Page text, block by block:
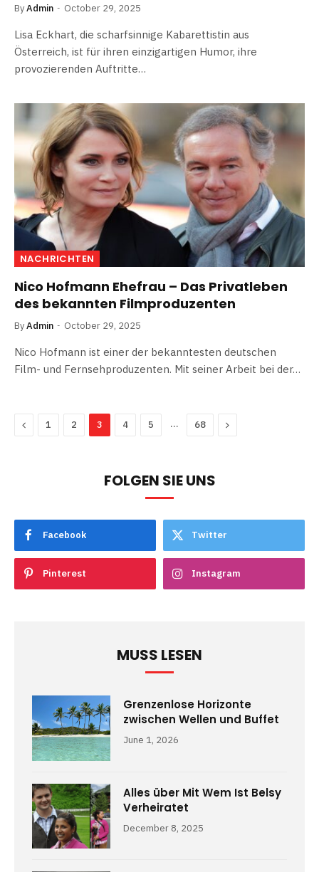
ByAdmin October 29, 2025
Lisa Eckhart, die scharfsinnige Kabarettistin aus
Österreich, ist für ihren einzigartigen Humor, ihre
provozierenden Auftritte…
NACHRICHTEN
Nico Hofmann Ehefrau – Das Privatleben
des bekannten Filmproduzenten
ByAdmin October 29, 2025
Nico Hofmann ist einer der bekanntesten deutschen
Film- und Fernsehproduzenten. Mit seiner Arbeit bei der…
Previous
1 2 3 4 5 … 68 Next
FOLGEN SIE UNS
Facebook Twitter
Pinterest Instagram
MUSS LESEN
Grenzenlose Horizonte
zwischen Wellen und Buffet
June 1, 2026
Alles über Mit Wem Ist Belsy
Verheiratet
December 8, 2025